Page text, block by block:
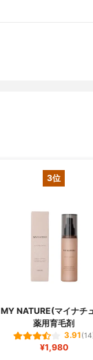
3位
MY NATURE(マイナチ
薬用育毛剤
3.91
¥1,980